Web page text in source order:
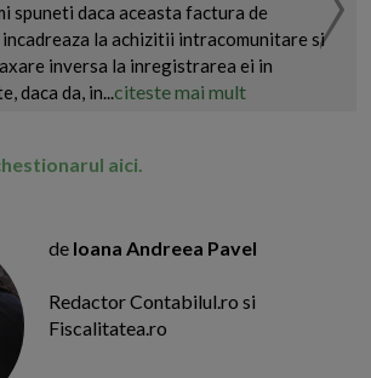
spuneti daca aceasta factura de
la achizitii intracomunitare si
inversa la inregistrarea ei in
daca da, in...citeste mai mult
aici.
de Ioana Andreea Pavel
Redactor Contabilul.ro si
Fiscalitatea.ro